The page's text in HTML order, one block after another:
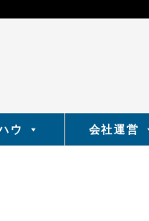
ウ 会社運営